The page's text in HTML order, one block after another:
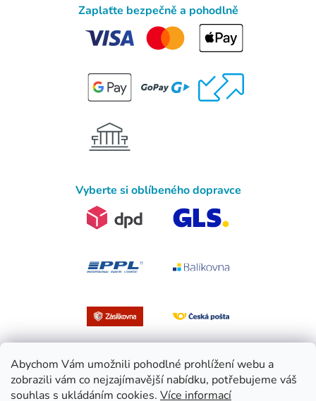
Abychom Vám umožnili pohodlné prohlížení webu a
zobrazili vám co nejzajímavější nabídku, potřebujeme váš
souhlas s ukládáním cookies. Více informací
Zaplaťte bezpečně a pohodlně
Vyberte si oblíbeného dopravce